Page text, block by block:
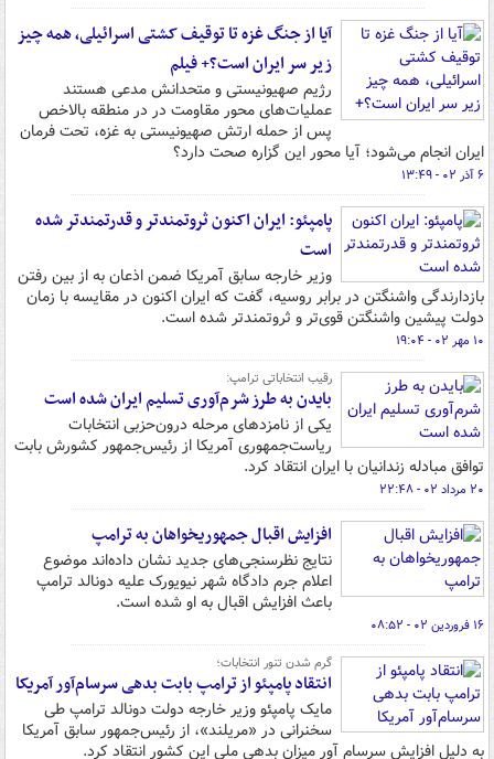
آیا از جنگ غزه تا توقیف کشتی اسرائیلی، همه چیز
زیر سر ایران است؟+ فیلم
رژیم صهیونیستی و متحدانش مدعی هستند
عملیات‌های محور مقاومت در در منطقه بالاخص
پس از حمله ارتش صهیونیستی به غزه، تحت فرمان
ایران انجام می‌شود؛ آیا محور این گزاره صحت دارد؟
۶ آذر ۰۲ - ۱۳:۴۹
پامپئو: ایران اکنون ثروتمندتر و قدرتمندتر شده
است
وزیر خارجه سابق آمریکا ضمن اذعان به از بین رفتن
بازدارندگی واشنگتن در برابر روسیه، گفت که ایران اکنون در مقایسه با زمان
دولت پیشین واشنگتن قوی‌تر و ثروتمندتر شده است.
۱۰ مهر ۰۲ - ۱۹:۰۴
رقیب انتخاباتی ترامپ:
بایدن به طرز شرم‌آوری تسلیم ایران شده است
یکی از نامزدهای مرحله درون‌حزبی انتخابات
ریاست‌جمهوری آمریکا از رئیس‌جمهور کشورش بابت
توافق مبادله زندانیان با ایران انتقاد کرد.
۲۰ مرداد ۰۲ - ۲۲:۴۸
افزایش اقبال جمهوریخواهان به ترامپ
نتایج نظرسنجی‌های جدید نشان داده‌اند موضوع
اعلام جرم دادگاه شهر نیویورک علیه دونالد ترامپ
باعث افزایش اقبال به او شده است.
۱۶ فروردین ۰۲ - ۰۸:۵۲
گرم‌ شدن تنور انتخابات؛
انتقاد پامپئو از ترامپ بابت بدهی سرسام‌آور آمریکا
مایک پامپئو وزیر خارجه دولت دونالد ترامپ طی
سخنرانی در «مریلند»، از رئیس‌جمهور سابق آمریکا
به دلیل افزایش سرسام آور میزان بدهی ملی این کشور انتقاد کرد.